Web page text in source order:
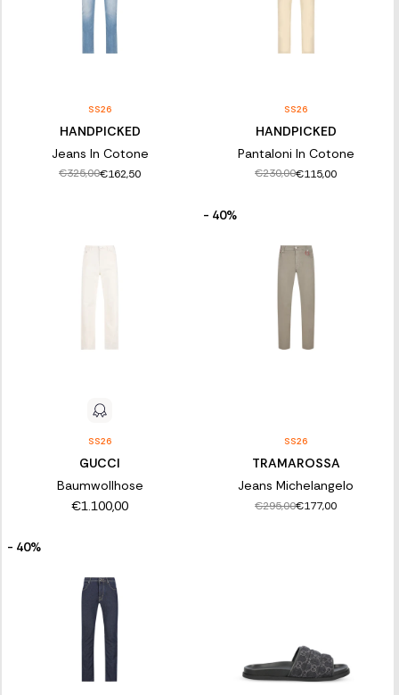
SS26
HANDPICKED
Jeans In Cotone
€325,00€162,50
SS26
HANDPICKED
Pantaloni In Cotone
€230,00€115,00
SS26
GUCCI
Baumwollhose
€1.100,00
- 40%
SS26
TRAMAROSSA
Jeans Michelangelo
€295,00€177,00
- 40%